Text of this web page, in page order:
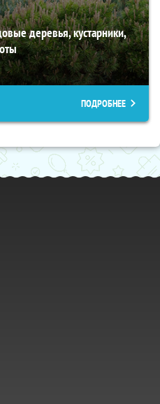
деревья, кустарники,
ПОДРОБНЕЕ